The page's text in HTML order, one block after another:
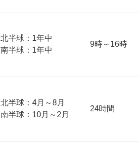
北半球：1年中
南半球：1年中
9時～16時
北半球：4月～8月
南半球：10月～2月
24時間